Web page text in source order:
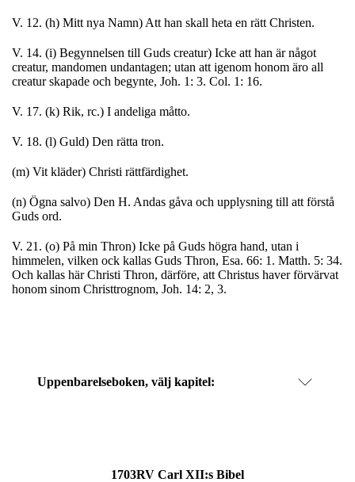
V. 12. (h) Mitt nya Namn) Att han skall heta en rätt Christen.
V. 14. (i) Begynnelsen till Guds creatur) Icke att han är något
creatur, mandomen undantagen; utan att igenom honom äro all
creatur skapade och begynte, Joh. 1: 3. Col. 1: 16.
V. 17. (k) Rik, rc.) I andeliga måtto.
V. 18. (l) Guld) Den rätta tron.
(m) Vit kläder) Christi rättfärdighet.
(n) Ögna salvo) Den H. Andas gåva och upplysning till att förstå
Guds ord.
V. 21. (o) På min Thron) Icke på Guds högra hand, utan i
himmelen, vilken ock kallas Guds Thron, Esa. 66: 1. Matth. 5: 34.
Och kallas här Christi Thron, därföre, att Christus haver förvärvat
honom sinom Christtrognom, Joh. 14: 2, 3.
Uppenbarelseboken, välj kapitel:
1703RV Carl XII:s Bibel